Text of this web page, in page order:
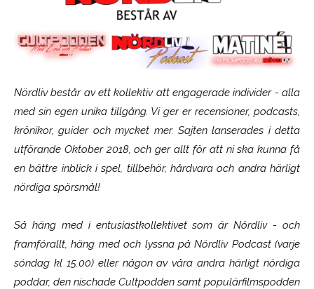
Nördliv består av ett kollektiv att engagerade individer - alla
med sin egen unika tillgång. Vi ger er recensioner, podcasts,
krönikor, guider och mycket mer. Sajten lanserades i detta
utförande Oktober 2018, och ger allt för att ni ska kunna få
en bättre inblick i spel, tillbehör, hårdvara och andra härligt
nördiga spörsmål!
Så häng med i entusiastkollektivet som ärNördliv- och
framförallt, häng med och lyssna på Nördliv Podcast (varje
söndag kl 15.00) eller någon av våra andra härligt nördiga
poddar, den nischade Cultpodden samt populärfilmspodden